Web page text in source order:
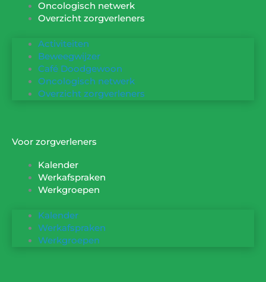
Oncologisch netwerk
Overzicht zorgverleners
Activiteiten
Beweegwijzer
Café Doodgewoon
Oncologisch netwerk
Overzicht zorgverleners
Voor zorgverleners
Kalender
Werkafspraken
Werkgroepen
Kalender
Werkafspraken
Werkgroepen